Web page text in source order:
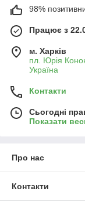
98%
Працює з
м. Харків
пл. Юрія
Україна
Контакти
Сьогодні
Показати
Про нас
Контакти